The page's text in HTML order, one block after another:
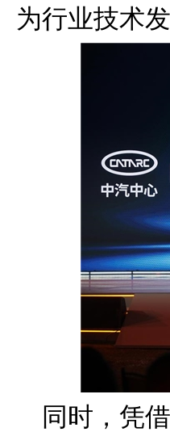
为行业技术
同时，凭